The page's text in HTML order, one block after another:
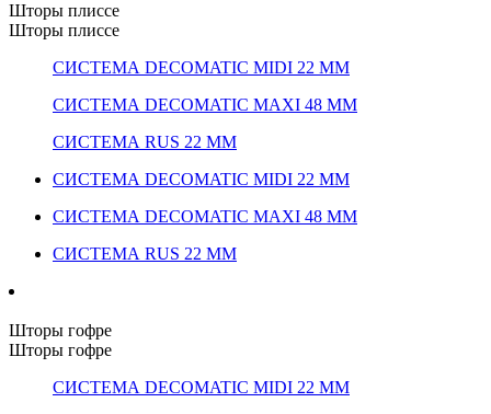
Шторы плиссе
Шторы плиссе
СИСТЕМА DECOMATIC MIDI 22 ММ
СИСТЕМА DECOMATIC MAXI 48 ММ
СИСТЕМА RUS 22 ММ
СИСТЕМА DECOMATIC MIDI 22 ММ
СИСТЕМА DECOMATIC MAXI 48 ММ
СИСТЕМА RUS 22 ММ
Шторы гофре
Шторы гофре
СИСТЕМА DECOMATIC MIDI 22 ММ